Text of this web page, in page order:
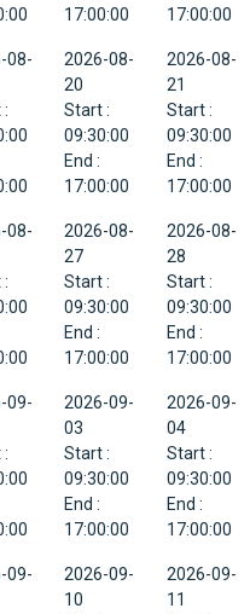
17:00:00
17:00:00
08-
2026-08-
20
Start :
09:30:00
End :
17:00:00
2026-08-
21
Start :
09:30:00
End :
17:00:00
08-
2026-08-
27
Start :
09:30:00
End :
17:00:00
2026-08-
28
Start :
09:30:00
End :
17:00:00
09-
2026-09-
03
Start :
09:30:00
End :
17:00:00
2026-09-
04
Start :
09:30:00
End :
17:00:00
09-
2026-09-
10
2026-09-
11